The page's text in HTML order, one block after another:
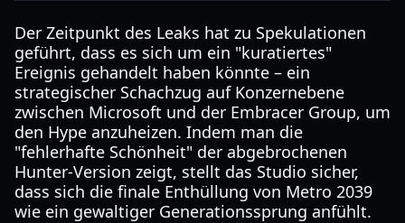
Der Zeitpunkt des Leaks hat zu Spekulationen
geführt, dass es sich um ein "kuratiertes"
Ereignis gehandelt haben könnte – ein
strategischer Schachzug auf Konzernebene
zwischen Microsoft und der Embracer Group, um
den Hype anzuheizen. Indem man die
"fehlerhafte Schönheit" der abgebrochenen
Hunter-Version zeigt, stellt das Studio sicher,
dass sich die finale Enthüllung von Metro 2039
wie ein gewaltiger Generationssprung anfühlt.